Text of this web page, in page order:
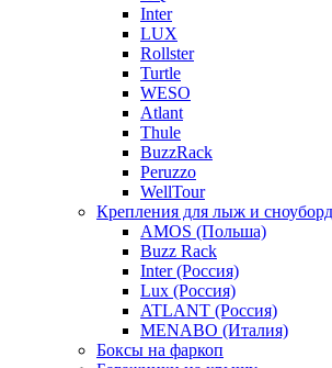
Inter
LUX
Rollster
Turtle
WESO
Atlant
Thule
BuzzRack
Peruzzo
WellTour
Крепления для лыж и
AMOS (Польша)
Buzz Rack
Inter (Россия)
Lux (Россия)
ATLANT (Россия)
MENABO (Италия)
Боксы на фаркоп